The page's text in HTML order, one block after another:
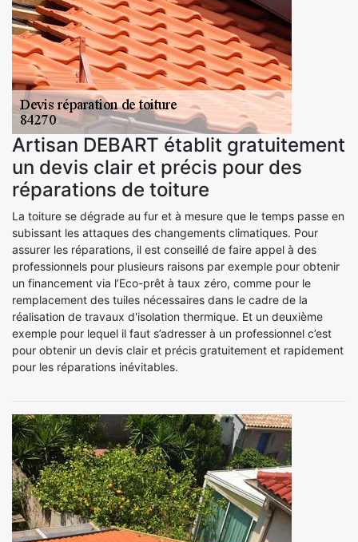
Artisan DEBART établit gratuitement
un devis clair et précis pour des
réparations de toiture
La toiture se dégrade au fur et à mesure que le temps passe en
subissant les attaques des changements climatiques. Pour
assurer les réparations, il est conseillé de faire appel à des
professionnels pour plusieurs raisons par exemple pour obtenir
un financement via l’Eco-prêt à taux zéro, comme pour le
remplacement des tuiles nécessaires dans le cadre de la
réalisation de travaux d'isolation thermique. Et un deuxième
exemple pour lequel il faut s’adresser à un professionnel c’est
pour obtenir un devis clair et précis gratuitement et rapidement
pour les réparations inévitables.